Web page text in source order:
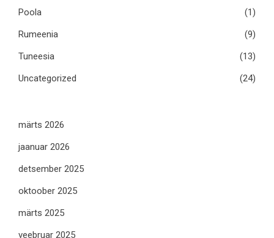
Poola
(1)
Rumeenia
(9)
Tuneesia
(13)
Uncategorized
(24)
märts 2026
jaanuar 2026
detsember 2025
oktoober 2025
märts 2025
veebruar 2025